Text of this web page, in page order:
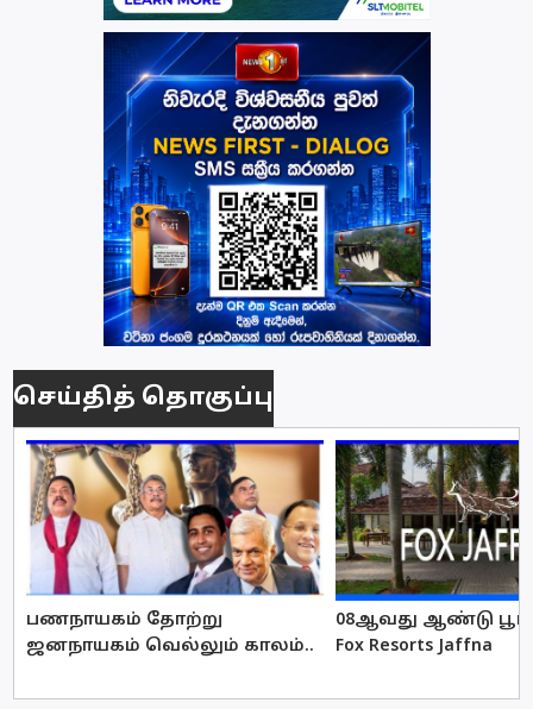
செய்தித் தொகுப்பு
பணநாயகம் தோற்று
ஜனநாயகம் வெல்லும் காலம்..
08ஆவது ஆண்டு
Fox Resorts Jaffna